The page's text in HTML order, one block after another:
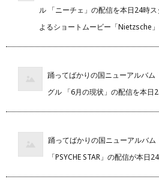
ル 「ニーチェ」の配信を本日24時
よるショートムービー「Nietzsche
踊ってばかりの国ニューアルバム
グル 「6月の現状」の配信を本日
踊ってばかりの国ニューアルバ
「PSYCHE STAR」の配信が本